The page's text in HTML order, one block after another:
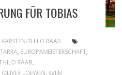
FÜR TOBIAS
KARSTEN-THILO RAAB
, EUROPAMEISTERSCHAFT,
RAAB,
OLIVER LOEWEN, SVEN